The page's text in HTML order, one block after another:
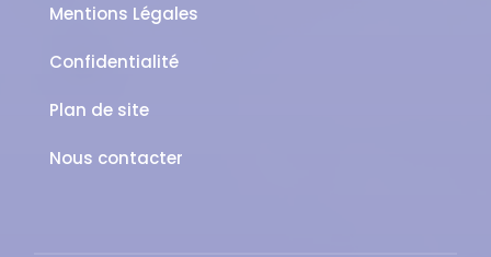
Mentions Légales
Confidentialité
Plan de site
Nous contacter